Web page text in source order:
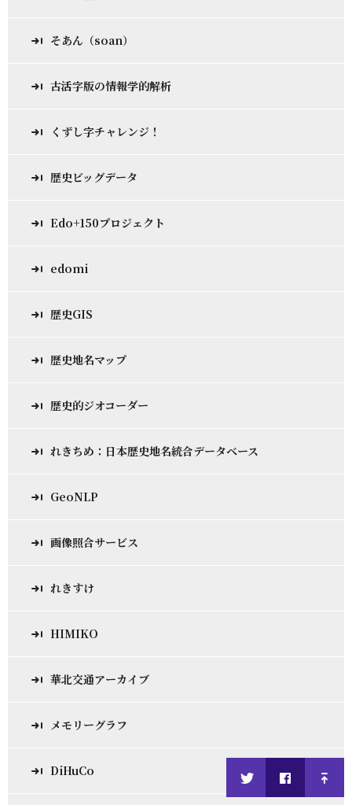
そあん（soan）
古活字版の情報学的解析
くずし字チャレンジ！
歴史ビッグデータ
Edo+150プロジェクト
edomi
歴史GIS
歴史地名マップ
歴史的ジオコーダー
れきちめ：日本歴史地名統合データベース
GeoNLP
画像照合サービス
れきすけ
HIMIKO
華北交通アーカイブ
メモリーグラフ
DiHuCo